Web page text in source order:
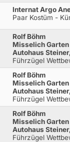
Internat Argo
Paar Kostüm -
Rolf Böhm
Misselich
Autohaus
Führzügel
Rolf Böhm
Misselich
Autohaus
Führzügel
Rolf Böhm
Misselich
Autohaus
Führzügel